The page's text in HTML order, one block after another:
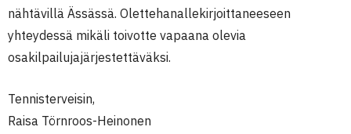
nähtävillä Ässässä. Olettehanallekirjoittaneeseen
yhteydessä mikäli toivotte vapaana olevia
osakilpailujajärjestettäväksi.
Tennisterveisin,
Raisa Törnroos-Heinonen